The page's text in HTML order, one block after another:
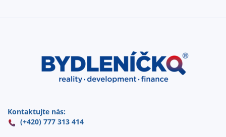
Kontaktujte nás:
(+420) 777 313 414